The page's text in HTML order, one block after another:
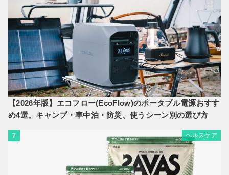
【2026年版】エコフロー(EcoFlow)のポータブル電源おすす
め4選。キャンプ・車中泊・防災、使うシーン別の選び方
7 ヘルスケア